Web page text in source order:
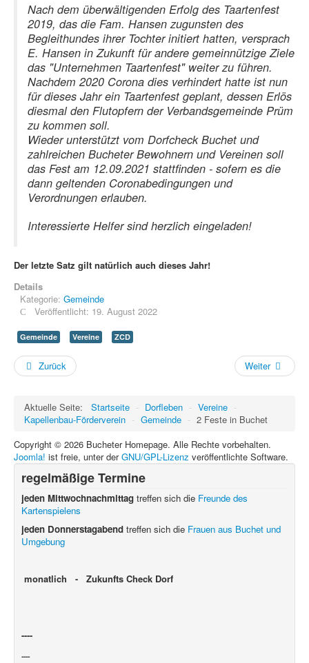
Nach dem überwältigenden Erfolg des Taartenfest
2019, das die Fam. Hansen zugunsten des
Begleithundes ihrer Tochter initiert hatten, versprach
E. Hansen in Zukunft für andere gemeinnützige Ziele
das "Unternehmen Taartenfest" weiter zu führen.
Nachdem 2020 Corona dies verhindert hatte ist nun
für dieses Jahr ein Taartenfest geplant, dessen Erlös
diesmal den Flutopfern der Verbandsgemeinde Prüm
zu kommen soll.
Wieder unterstützt vom Dorfcheck Buchet und
zahlreichen Bucheter Bewohnern und Vereinen soll
das Fest am 12.09.2021 stattfinden - sofern es die
dann geltenden Coronabedingungen und
Verordnungen erlauben.
Interessierte Helfer sind herzlich eingeladen!
Der letzte Satz gilt natürlich auch dieses Jahr!
Details
Kategorie: Gemeinde
Veröffentlicht: 19. August 2022
Gemeinde Vereine ZCD
Zurück Weiter
Aktuelle Seite: Startseite - Dorfleben - Vereine -
Kapellenbau-Förderverein - Gemeinde - 2 Feste in Buchet
Copyright © 2026 Bucheter Homepage. Alle Rechte vorbehalten.
Joomla! ist freie, unter derGNU/GPL-Lizenz veröffentlichte Software.
regelmäßige Termine
jeden Mittwochnachmittag treffen sich die Freunde des
Kartenspielens
jeden Donnerstagabend treffen sich die Frauen aus Buchet und
Umgebung
monatlich - Zukunfts Check Dorf
----
----